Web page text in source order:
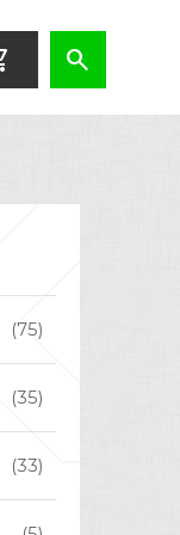
search
(75)
(35)
(33)